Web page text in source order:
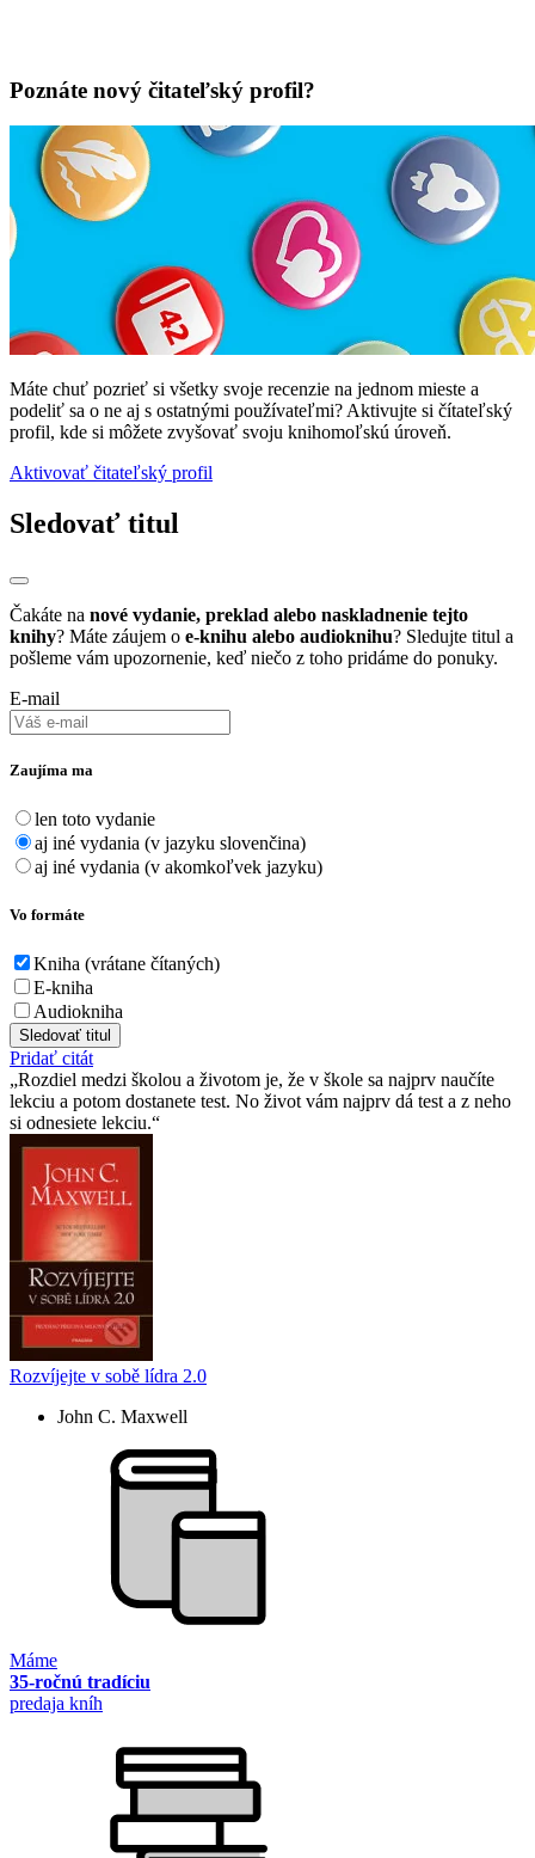
Poznáte nový čitateľský profil?
Máte chuť pozrieť si všetky svoje recenzie na jednom mieste a
podeliť sa o ne aj s ostatnými používateľmi? Aktivujte si čítateľský
profil, kde si môžete zvyšovať svoju knihomoľskú úroveň.
Aktivovať čitateľský profil
Sledovať titul
Čakáte na nové vydanie, preklad alebo naskladnenie tejto
knihy? Máte záujem o e-knihu alebo audioknihu? Sledujte titul a
pošleme vám upozornenie, keď niečo z toho pridáme do ponuky.
E-mail
Zaujíma ma
len toto vydanie
aj iné vydania (v jazyku slovenčina)
aj iné vydania (v akomkoľvek jazyku)
Vo formáte
Kniha (vrátane čítaných)
E-kniha
Audiokniha
Sledovať titul
Pridať citát
Rozdiel medzi školou a životom je, že v škole sa najprv naučíte
lekciu a potom dostanete test. No život vám najprv dá test a z neho
si odnesiete lekciu.
Rozvíjejte v sobě lídra 2.0
John C. Maxwell
Máme
35-ročnú tradíciu
predaja kníh